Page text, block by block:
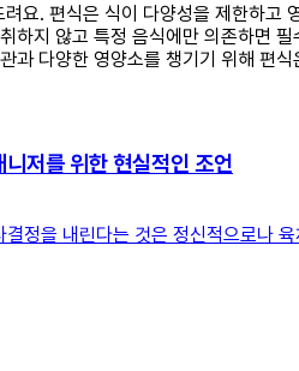
요. 편식은 식이 다양성을 제한하
하지 않고 특정 음식에만 의존하면
과 다양한 영양소를 챙기기 위해 편
저를 위한 현실적인 조언
정을 내린다는 것은 정신적으로나